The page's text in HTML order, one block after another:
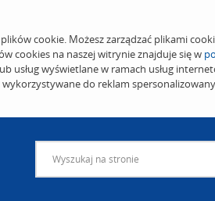
cookie. Możesz zarządzać plikami
cookies na naszej witrynie znajduje się w
wyświetlane w ramach usług
do reklam